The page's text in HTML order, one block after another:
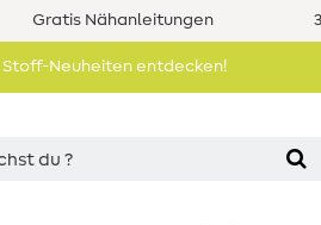
Gratis Nähanleitungen
Stoff-Neuheiten entdecken!